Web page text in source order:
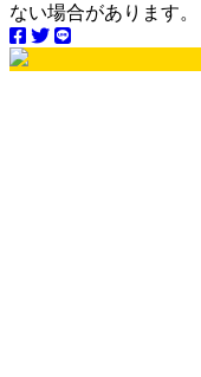
ない場合があります。